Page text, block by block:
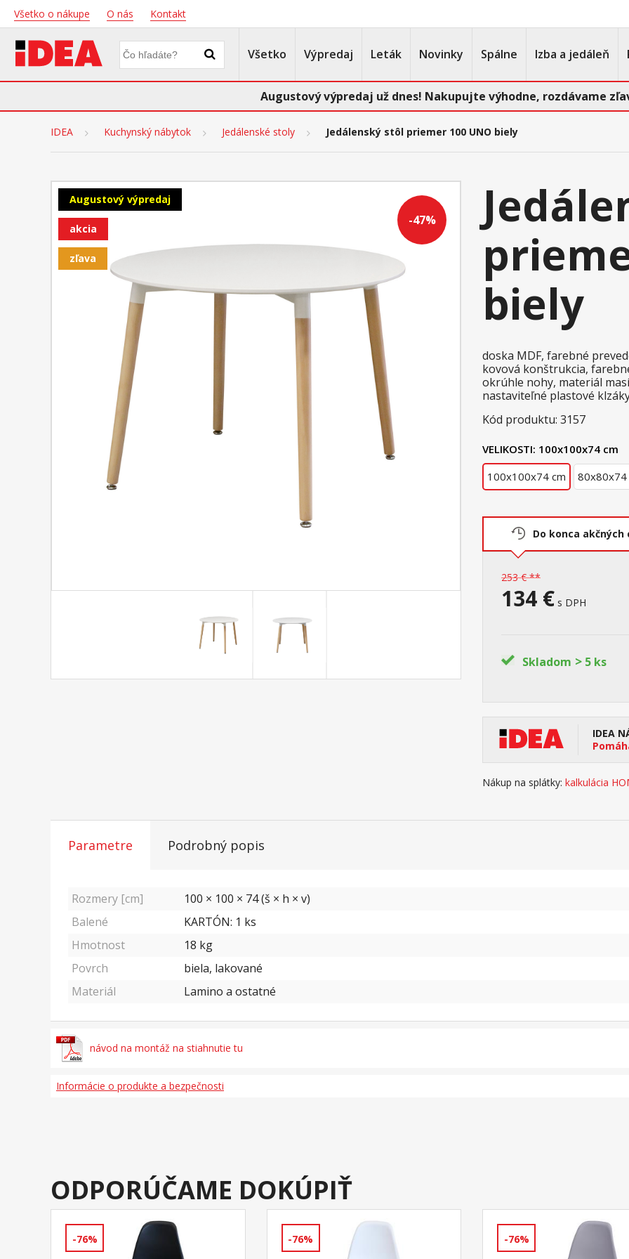
Všetko o nákupe O nás Kontakt
Všetko Výpredaj Leták Novinky Spálne Izba a jedáleň
Augustový výpredaj už dnes! Nakupujte výhodne, rozdávame
IDEA Kuchynský nábytok Jedálenské stoly Jedálenský stôl priemer 100 UNO biely
-47%
Augustový výpredaj
akcia
zľava
biely
doska MDF, farebné
kovová konštrukcia,
okrúhle nohy, materiál
nastaviteľné plastové
Kód produktu: 3157
VELIKOSTI: 100x100x74 cm
100x100x74 cm
80x80x74
Do konca
253 € **
134 € s DPH
Skladom > 5 ks
IDEA
Nákup na splátky: kalkulácia
Parametre Podrobný popis
Rozmery [cm]
100 × 100 × 74 (š × h × v)
Balené
KARTÓN: 1 ks
Hmotnost
18 kg
Povrch
biela, lakované
Materiál
Lamino a ostatné
návod na montáž na stiahnutie tu
Informácie o produkte a bezpečnosti
ODPORÚČAME DOKÚPIŤ
-76% -76% -76%